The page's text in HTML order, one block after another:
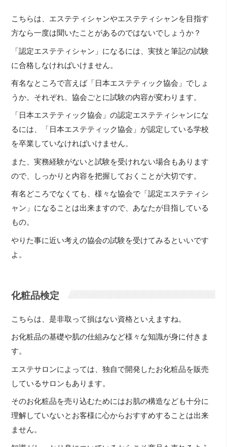
こちらは、エステティシャンやエステティシャンを目指す
方なら一度は聞いたことがあるのではないでしょうか？
「認定エステティシャン」になるには、実技と筆記の試験
に合格しなければいけません。
有名なところで言えば「日本エステティック協会」でしょ
うか。それぞれ、協会ごとに試験の内容が変わります。
「日本エステティック協会」の認定エステティシャンにな
るには、「日本エステティック協会」が認定している学校
を卒業していなければいけません。
また、実務経験がないと試験を受けれない場合もあります
ので、しっかりと内容を把握しておくことが大切です。
有名どころでなくても、様々な協会で「認定エステティシ
ャン」になることは出来ますので、あなたが目指している
もの。
やりた事に近い考えの協会の試験を受けてみるといいです
よ。
化粧品検定
こちらは、是非取って損はない資格といえますね。
お化粧品の基礎や肌の仕組みなど様々な知識が身に付きま
す。
エステサロンによっては、独自で開発したお化粧品を販売
しているサロンもあります。
そのお化粧品を売り込むためにはお肌の構造なども十分に
理解していないとお客様に心からおすすめすることは出来
ません。